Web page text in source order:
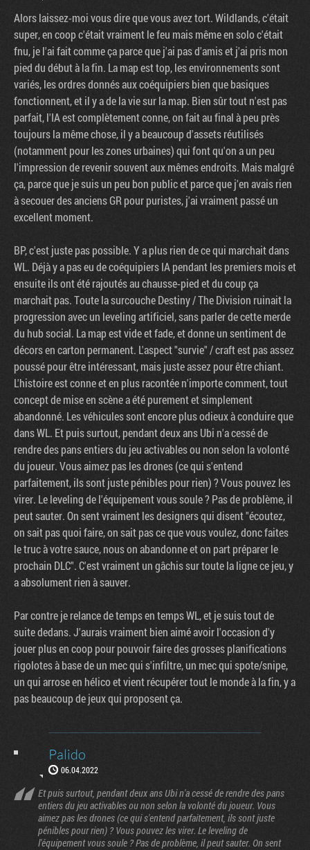
Alors laissez-moi vous dire que vous avez tort. Wildlands, c'était
super, en coop c'était vraiment le feu mais même en solo c'était
fnu, je l'ai fait comme ça parce que j'ai pas d'amis et j'ai pris mon
pied du début à la fin. La map est top, les environnements sont
variés, les ordres donnés aux coéquipiers bien que basiques
fonctionnent, et il y a de la vie sur la map. Bien sûr tout n'est pas
parfait, l'IA est complètement conne, on fait au final à peu près
toujours la même chose, il y a beaucoup d'assets réutilisés
(notamment pour les zones urbaines) qui font qu'on a un peu
l'impression de revenir souvent aux mêmes endroits. Mais malgré
ça, parce que je suis un peu bon public et parce que j'en avais rien
à secouer des anciens GR pour puristes, j'ai vraiment passé un
excellent moment.
BP, c'est juste pas possible. Y a plus rien de ce qui marchait dans
WL. Déjà y a pas eu de coéquipiers IA pendant les premiers mois et
ensuite ils ont été rajoutés au chausse-pied et du coup ça
marchait pas. Toute la surcouche Destiny / The Division ruinait la
progression avec un leveling artificiel, sans parler de cette merde
du hub social. La map est vide et fade, et donne un sentiment de
décors en carton permanent. L'aspect "survie" / craft est pas assez
poussé pour être intéressant, mais juste assez pour être chiant.
L'histoire est conne et en plus racontée n'importe comment, tout
concept de mise en scène a été purement et simplement
abandonné. Les véhicules sont encore plus odieux à conduire que
dans WL. Et puis surtout, pendant deux ans Ubi n'a cessé de
rendre des pans entiers du jeu activables ou non selon la volonté
du joueur. Vous aimez pas les drones (ce qui s'entend
parfaitement, ils sont juste pénibles pour rien) ? Vous pouvez les
virer. Le leveling de l'équipement vous soule ? Pas de problème, il
peut sauter. On sent vraiment les designers qui disent "écoutez,
on sait pas quoi faire, on sait pas ce que vous voulez, donc faites
le truc à votre sauce, nous on abandonne et on part préparer le
prochain DLC". C'est vraiment un gâchis sur toute la ligne ce jeu, y
a absolument rien à sauver.
Par contre je relance de temps en temps WL, et je suis tout de
suite dedans. J'aurais vraiment bien aimé avoir l'occasion d'y
jouer plus en coop pour pouvoir faire des grosses planifications
rigolotes à base de un mec qui s'infiltre, un mec qui spote/snipe,
un qui arrose en hélico et vient récupérer tout le monde à la fin, y a
pas beaucoup de jeux qui proposent ça.
Palido
06.04.2022
Et puis surtout, pendant deux ans Ubi n'a cessé de rendre des pans
entiers du jeu activables ou non selon la volonté du joueur. Vous
aimez pas les drones (ce qui s'entend parfaitement, ils sont juste
pénibles pour rien) ? Vous pouvez les virer. Le leveling de
l'équipement vous soule ? Pas de problème, il peut sauter. On sent